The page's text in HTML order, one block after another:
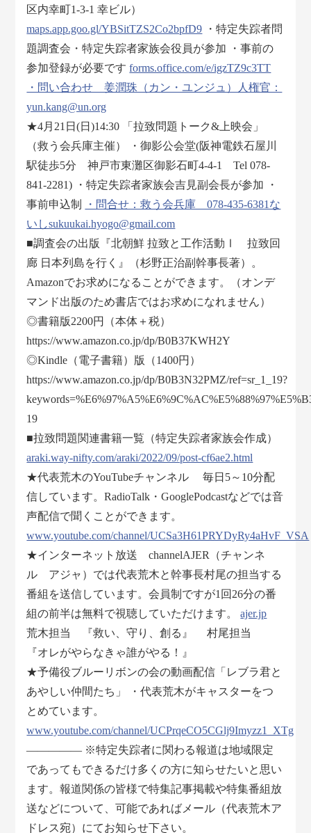
区内幸町1-3-1 幸ビル）
maps.app.goo.gl/YBSitTZS2Co2bpfD9 ・特定失踪者問
題調査会・特定失踪者家族会役員が参加 ・事前の
参加登録が必要ですforms.office.com/e/igzTZ9c3TT
・問い合わせ 姜潤珠（カン・ユンジュ）人権官：
yun.kang@un.org
★4月21日(日)14:30 「拉致問題トーク&上映会」
（救う会兵庫主催） ・御影公会堂(阪神電鉄石屋川
駅徒歩5分 神戸市東灘区御影石町4-4-1 Tel 078-
841-2281) ・特定失踪者家族会吉見副会長が参加 ・
事前申込制
・問合せ：救う会兵庫 078-435-6381な
いしsukuukai.hyogo@gmail.com
■調査会の出版『北朝鮮 拉致と工作活動Ⅰ 拉致回
廊 日本列島を行く』（杉野正治副幹事長著）。
Amazonでお求めになることができます。（オンデ
マンド出版のため書店ではお求めになれません）
◎書籍版2200円（本体＋税）
https://www.amazon.co.jp/dp/B0B37KWH2Y
◎Kindle（電子書籍）版（1400円）
https://www.amazon.co.jp/dp/B0B3N32PMZ/ref=sr_1_19?
19
■拉致問題関連書籍一覧（特定失踪者家族会作成）
araki.way-nifty.com/araki/2022/09/post-cf6ae2.html
★代表荒木のYouTubeチャンネル 毎日5～10分配
信しています。RadioTalk・GooglePodcastなどでは音
声配信で聞くことができます。
www.youtube.com/channel/UCSa3H61PRYDyRy4aHvF_VSA
★インターネット放送 channelAJER（チャンネ
ル アジャ）では代表荒木と幹事長村尾の担当する
番組を送信しています。会員制ですが1回26分の番
組の前半は無料で視聴していただけます。ajer.jp
荒木担当 『救い、守り、創る』 村尾担当
『オレがやらなきゃ誰がやる！』
★予備役ブルーリボンの会の動画配信「レブラ君と
あやしい仲間たち」 ・代表荒木がキャスターをつ
とめています。
www.youtube.com/channel/UCPrqeCO5CGlj9Imyzz1_XTg
――――― ※特定失踪者に関わる報道は地域限定
であってもできるだけ多くの方に知らせたいと思い
ます。報道関係の皆様で特集記事掲載や特集番組放
送などについて、可能であればメール（代表荒木ア
ドレス宛）にてお知らせ下さい。